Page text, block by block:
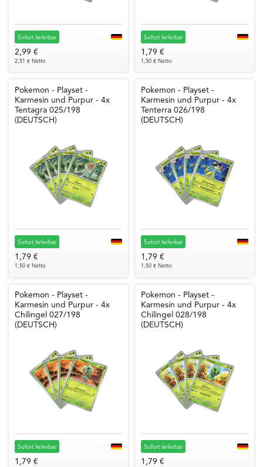
Sofort lieferbar
2,99 €
2,51 € Netto
Sofort lieferbar
1,79 €
1,50 € Netto
Pokemon - Playset -
Karmesin und Purpur - 4x
Tentagra 025/198
(DEUTSCH)
Sofort lieferbar
1,79 €
1,50 € Netto
Pokemon - Playset -
Karmesin und Purpur - 4x
Tenterra 026/198
(DEUTSCH)
Sofort lieferbar
1,79 €
1,50 € Netto
Pokemon - Playset -
Karmesin und Purpur - 4x
Chilingel 027/198
(DEUTSCH)
Sofort lieferbar
1,79 €
Pokemon - Playset -
Karmesin und Purpur - 4x
Chilingel 028/198
(DEUTSCH)
Sofort lieferbar
1,79 €